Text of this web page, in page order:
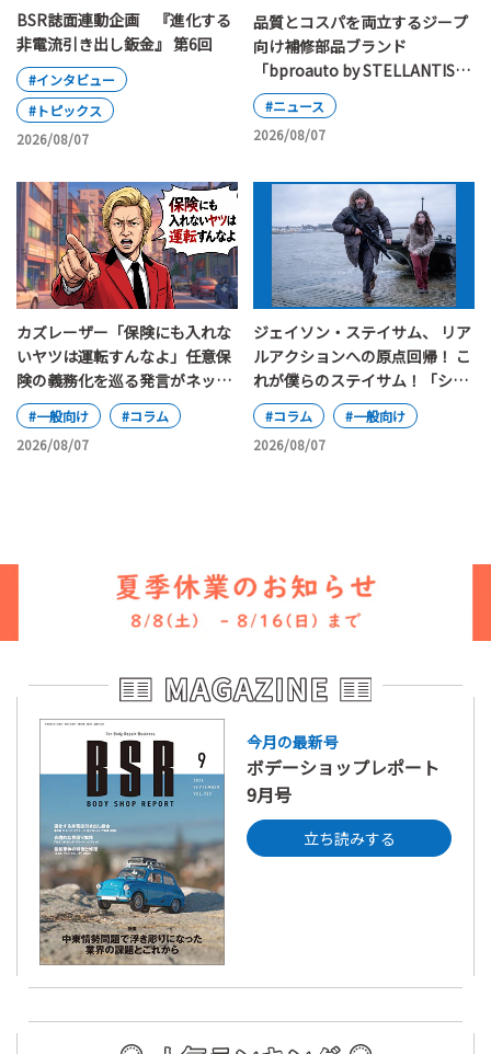
BSR誌面連動企画 『進化する
非電流引き出し鈑金』 第6回
#インタビュー
#トピックス
2026/08/07
品質とコスパを両立するジープ
向け補修部品ブランド
「bproauto by STELLANTIS」
が日本上陸
#ニュース
2026/08/07
カズレーザー「保険にも入れな
いヤツは運転すんなよ」任意保
険の義務化を巡る発言がネット
で大論争
#一般向け
#コラム
2026/08/07
ジェイソン・ステイサム、 リア
ルアクションへの原点回帰！ こ
れが僕らのステイサム！「シェ
ルター」
#コラム
#一般向け
2026/08/07
今月の最新号
ボデーショップレポート
9月号
立ち読みする